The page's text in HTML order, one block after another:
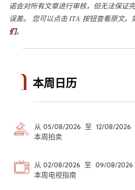
诺会对所有文章进行审核，但无法保证
误差。 您可以点击 ITA 按钮查看原文。
们。
本周日历
从 05/08/2026 至 12/08/2026
本周拍卖
从 02/08/2026 至 09/08/2026
本周电视指南